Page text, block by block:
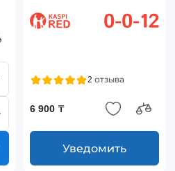
2 отзыва
6 900 ₸
Уведомить